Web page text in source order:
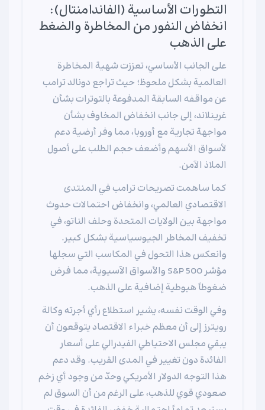
التطورات الأساسية (الفاندامنتال):
انخفاض النفور من المخاطرة والضغط
على الذهب
على الجانب الأساسي، تعززت شهية المخاطرة
العالمية بشكل ملحوظ؛ حيث تراجع دونالد ترامب
عن مواقفه السابقة المدفوعة بالتوترات بشأن
غرينلاند، إلى جانب انخفاض المخاوف بشأن
مواجهة تجارية مع أوروبا، مما وفر أرضية دعم
لأسواق الأسهم وأضعف حجم الطلب على أصول
الملاذ الآمن.
كما ساهمت تصريحات ترامب في المنتدى
الاقتصادي العالمي، وانخفاض احتمالات حدوث
مواجهة بين الولايات المتحدة وحلف الناتو، في
تخفيف المخاطر الجيوسياسية بشكل كبير.
وانعكس هذا التحول في المكاسب التي سجلها
مؤشر S&P 500 والأسواق الآسيوية، مما فرض
ضغوطاً هبوطية إضافية على الذهب.
وفي الوقت نفسه، يشير استطلاع رأي أجرته وكالة
رويترز إلى أن معظم خبراء الاقتصاد يتوقعون أن
يبقي مجلس الاحتياطي الفيدرالي على أسعار
الفائدة دون تغيير في المدى القريب. وقد دعم
هذا التوجه الدولار الأمريكي وحدّ من وجود أي زخم
صعودي قوي للذهب، على الرغم من أن السوق لم